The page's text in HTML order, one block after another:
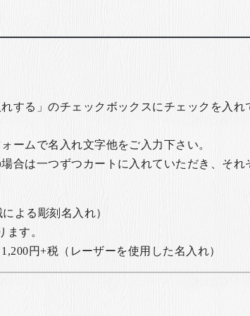
する」のチェックボックスにチェックを入れ
ームで名入れ文字他をご入力下さい。
合は一つずつカートに入れていただき、そ
よる彫刻名入れ）
ます。
円+税 （レーザーを使用した名入れ）